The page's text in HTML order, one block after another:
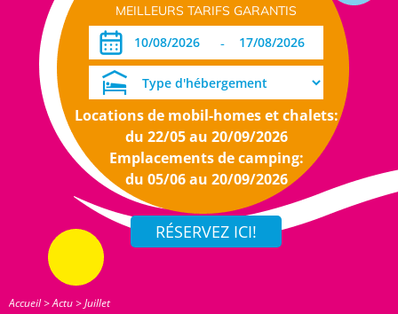
MEILLEURS TARIFS GARANTIS
-
Locations de mobil-homes et chalets:
du 22/05 au 20/09/2026
Emplacements de camping:
du 05/06 au 20/09/2026
Accueil>Actu>Juillet